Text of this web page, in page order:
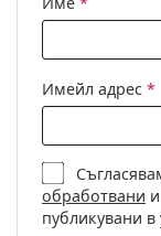
Пол:
Категория:
Марка:
Код:
Имейл адрес *
обработвани
публикувани в